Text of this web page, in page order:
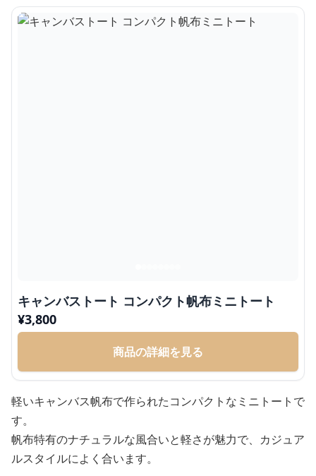
キャンバストート コンパクト帆布ミニトート
¥3,800
商品の詳細を見る
軽いキャンバス帆布で作られたコンパクトなミニトートで
す。
帆布特有のナチュラルな風合いと軽さが魅力で、カジュア
ルスタイルによく合います。